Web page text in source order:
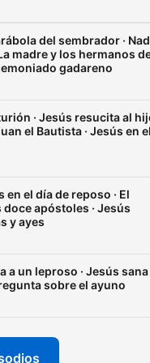
del sembrador ·
madre y los hermanos
gadareno
· Jesús resucita al
el Bautista · Jesús en el
el día de reposo · El
apóstoles · Jesús
y ayes
a un leproso · Jesús sana
sobre el ayuno